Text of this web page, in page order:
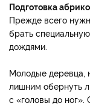
Подготовка
Прежде всего
брать
дождями.
Молодые деревца,
лишним обернуть
с «головы до